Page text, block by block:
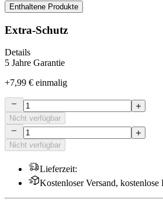
Enthaltene Produkte
Extra-Schutz
Details
5 Jahre Garantie
+7,99 € einmalig
Nicht verfügbar
Nicht verfügbar
Lieferzeit:
Kostenloser Versand, kostenlose